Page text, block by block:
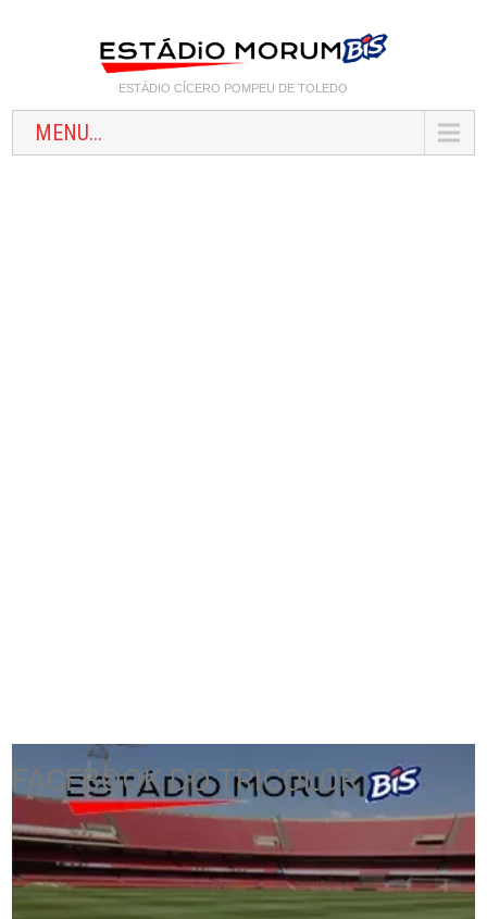
ESTÁDIO CÍCERO POMPEU DE TOLEDO
MENU...
FACEBOOK DO TRICOLOR